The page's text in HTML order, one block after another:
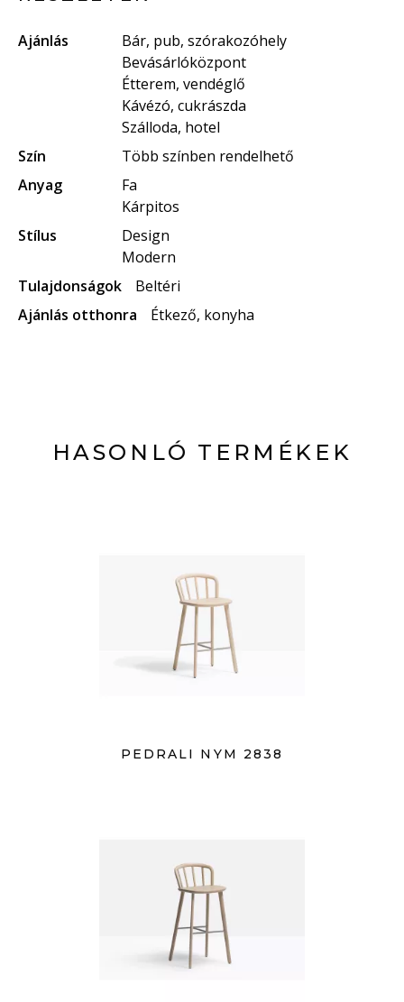
Ajánlás
Bár, pub, szórakozóhely
Bevásárlóközpont
Étterem, vendéglő
Kávézó, cukrászda
Szálloda, hotel
Szín
Több színben rendelhető
Anyag
Fa
Kárpitos
Stílus
Design
Modern
Tulajdonságok
Beltéri
Ajánlás otthonra
Étkező, konyha
HASONLÓ TERMÉKEK
PEDRALI NYM 2838